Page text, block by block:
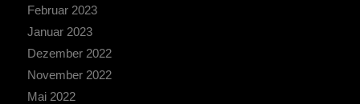
Februar 2023
Januar 2023
Dezember 2022
November 2022
Mai 2022